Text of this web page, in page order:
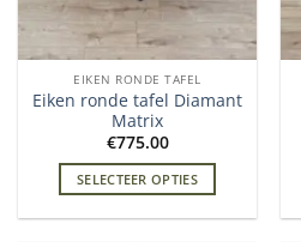
EIKEN RONDE TAFEL
Eiken ronde tafel Diamant
Matrix
€775.00
SELECTEER OPTIES